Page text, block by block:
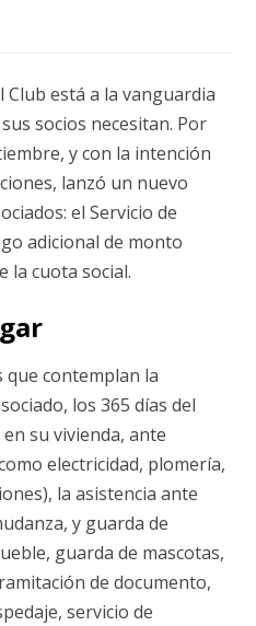
Club está a la vanguardia
socios necesitan. Por
y con la intención
lanzó un nuevo
el Servicio de
adicional de monto
la cuota social.
que contemplan la
los 365 días del
su vivienda, ante
electricidad, plomería,
la asistencia ante
y guarda de
guarda de mascotas,
de documento,
servicio de